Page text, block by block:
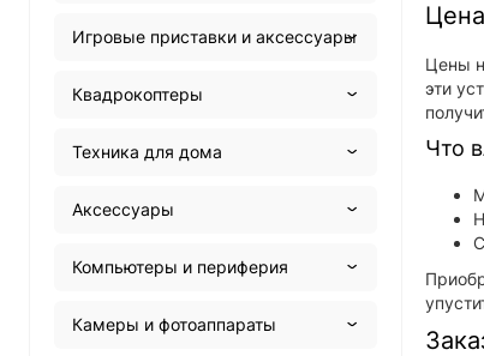
Игровые приставки и аксессуары
Квадрокоптеры
Техника для дома
Аксессуары
Компьютеры и периферия
Камеры и фотоаппараты
Цены
эти
Что